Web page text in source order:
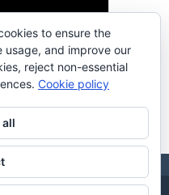
to ensure the
usage, and improve our
reject non-essential
Cookie policy